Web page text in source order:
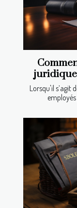
Lorsqu'il s’agit
employés